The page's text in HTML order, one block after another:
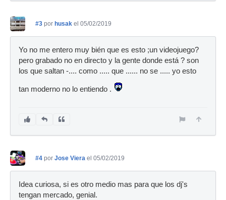
#3 por husak el 05/02/2019
Yo no me entero muy bién que es esto ;un videojuego?
pero grabado no en directo y la gente donde está ? son
los que saltan -.... como ..... que ...... no se ..... yo esto
tan moderno no lo entiendo .
#4 por Jose Viera el 05/02/2019
Idea curiosa, si es otro medio mas para que los dj's
tengan mercado, genial.